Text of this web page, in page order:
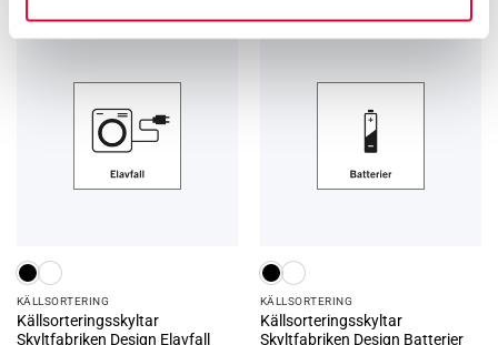
KÄLL­SORTERING
Källsorteringsskyltar
Skyltfabriken Design Elavfall
KÄLL­SORTERING
Källsorteringsskyltar
Skyltfabriken Design Batterier